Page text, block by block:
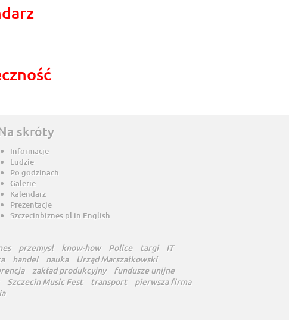
skróty
Informacje
Ludzie
Po godzinach
Galerie
Kalendarz
Prezentacje
Szczecinbiznes.pl in English
przemysł know-how Police targi
IT
handel nauka
Urząd Marszałkowski
zakład produkcyjny
fundusze unijne
Szczecin Music Fest transport
pierwsza firma